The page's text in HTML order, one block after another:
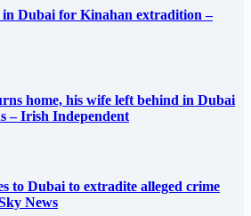
Dubai for Kinahan extradition –
home, his wife left behind in Dubai
– Irish Independent
to Dubai to extradite alleged crime
News